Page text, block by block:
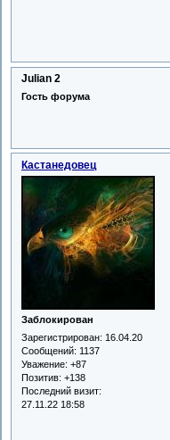
Julian 2
Гость форума
Кастанедовец
Заблокирован
Зарегистрирован: 16.04.20
Сообщений: 1137
Уважение: +87
Позитив: +138
Последний визит:
27.11.22 18:58